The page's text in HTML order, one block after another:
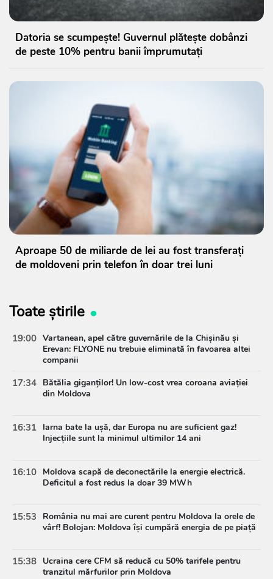
Datoria se scumpește! Guvernul plătește dobânzi
de peste 10% pentru banii împrumutați
Aproape 50 de miliarde de lei au fost transferați
de moldoveni prin telefon în doar trei luni
Toate știrile
19:00 Vartanean, apel către guvernările de la Chișinău și
Erevan: FLYONE nu trebuie eliminată în favoarea altei
companii
17:34 Bătălia giganților! Un low-cost vrea coroana aviației
din Moldova
16:31 Iarna bate la ușă, dar Europa nu are suficient gaz!
Injecțiile sunt la minimul ultimilor 14 ani
16:10 Moldova scapă de deconectările la energie electrică.
Deficitul a fost redus la doar 39 MWh
15:53
România nu mai are curent pentru Moldova la orele de
vârf! Bolojan: Moldova își cumpără energia de pe piață
15:38 Ucraina cere CFM să reducă cu 50% tarifele pentru
tranzitul mărfurilor prin Moldova